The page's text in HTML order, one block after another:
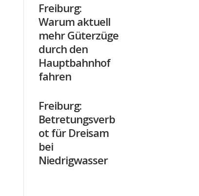
Freiburg:
Warum aktuell
mehr Güterzüge
durch den
Hauptbahnhof
fahren
Freiburg:
Betretungsverb
ot für Dreisam
bei
Niedrigwasser